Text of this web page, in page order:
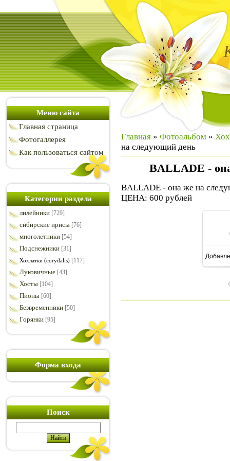
Меню сайта
Главная страница
Фотогаллерея
Как пользоваться сайтом
Категории раздела
лилейники [729]
сибирские ирисы [76]
многолетники [54]
Подснежники [31]
Хохлатки (corydalis) [117]
Луковичные [43]
Хосты [104]
Пионы [60]
Безвременники [50]
Горянки [95]
Форма входа
Поиск
Главная » Фотоальбом »
на следующий день
BALLADE -
BALLADE - она же на
ЦЕНА: 600 рублей